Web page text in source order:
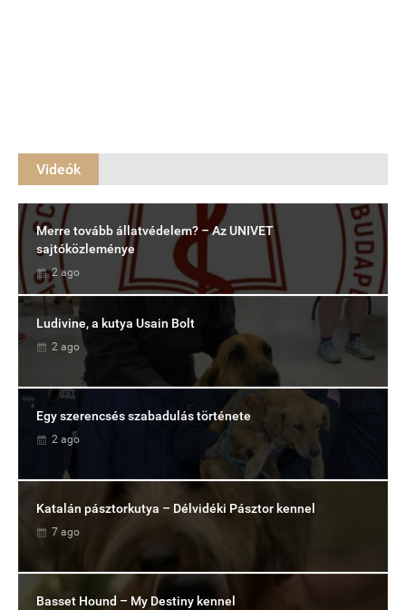
Videók
Merre tovább állatvédelem? – Az UNIVET
sajtóközleménye
2 ago
Ludivine, a kutya Usain Bolt
2 ago
Egy szerencsés szabadulás története
2 ago
Katalán pásztorkutya – Délvidéki Pásztor kennel
7 ago
Basset Hound – My Destiny kennel